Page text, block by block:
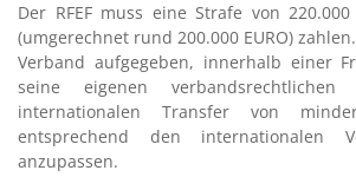
Der RFEF muss eine Strafe von
(umgerechnet rund 200.000 EURO)
Verband aufgegeben, innerhalb einer
seine eigenen verbandsrechtlichen
internationalen Transfer von
entsprechend den internationalen
anzupassen.